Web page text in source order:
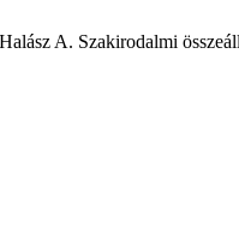
A. Szakirodalmi